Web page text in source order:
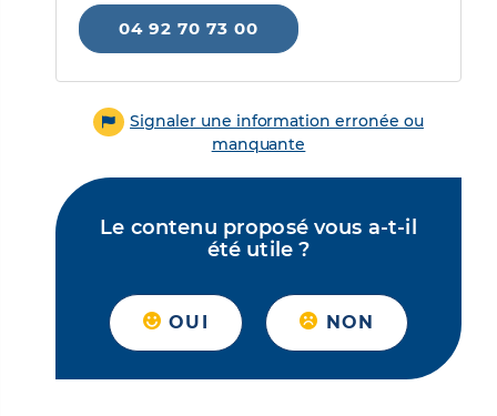
04 92 70 73 00
Signaler une information erronée ou
manquante
Le contenu proposé vous a-t-il
été utile ?
OUI NON